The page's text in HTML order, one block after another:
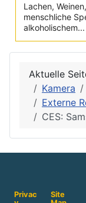
Lachen,
menschliche
alkoholischem...
Aktuelle
Kamera
Externe
CES:
Privac
Site